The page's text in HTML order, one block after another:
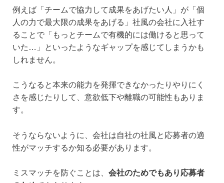
例えば「チームで協力して成果をあげたい人」が「個
人の力で最大限の成果をあげる」社風の会社に入社す
ることで「もっとチームで有機的には働けると思って
いた…」といったようなギャップを感じてしまうかも
しれません。
こうなると本来の能力を発揮できなかったりやりにく
さを感じたりして、意欲低下や離職の可能性もありま
す。
そうならないように、会社は自社の社風と応募者の適
性がマッチするか知る必要があります。
ミスマッチを防ぐことは、 会社のためでもあり応募者